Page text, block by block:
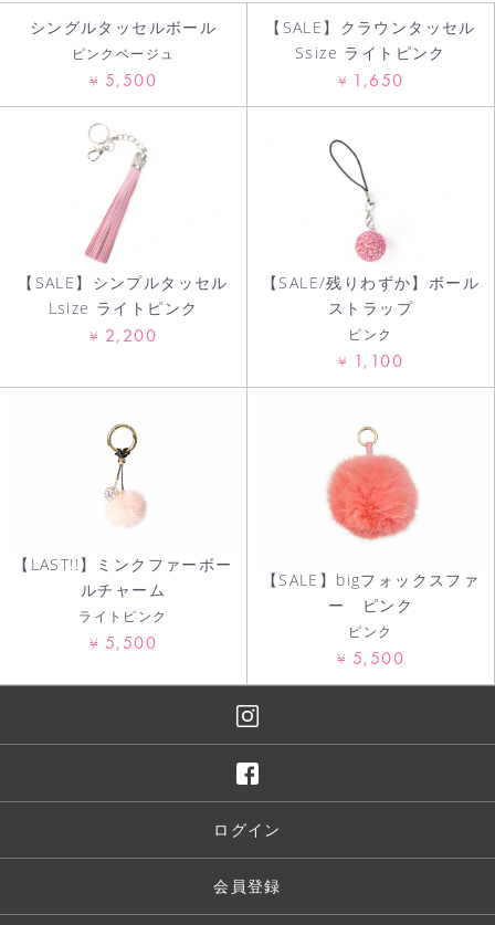
シングルタッセルボール
ピンクベージュ
¥ 5,500
【SALE】クラウンタッセル
Ssize ライトピンク
¥ 1,650
【SALE】シンプルタッセル
Lsize ライトピンク
¥ 2,200
【SALE/残りわずか】ボール
ストラップ
ピンク
¥ 1,100
【LAST!!】ミンクファーボー
ルチャーム
ライトピンク
¥ 5,500
【SALE】bigフォックスファ
ー ピンク
ピンク
¥ 5,500
ログイン
会員登録